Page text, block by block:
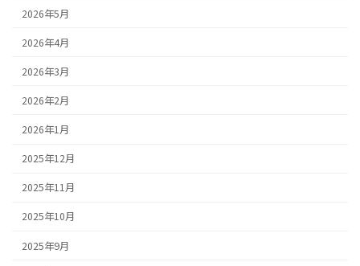
2026年5月
2026年4月
2026年3月
2026年2月
2026年1月
2025年12月
2025年11月
2025年10月
2025年9月